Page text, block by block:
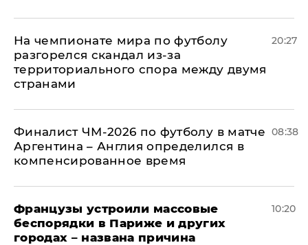
На чемпионате мира по футболу
разгорелся скандал из-за
территориального спора между двумя
странами
20:27
Финалист ЧМ-2026 по футболу в матче
Аргентина – Англия определился в
компенсированное время
08:38
Французы устроили массовые
беспорядки в Париже и других
городах – названа причина
10:20